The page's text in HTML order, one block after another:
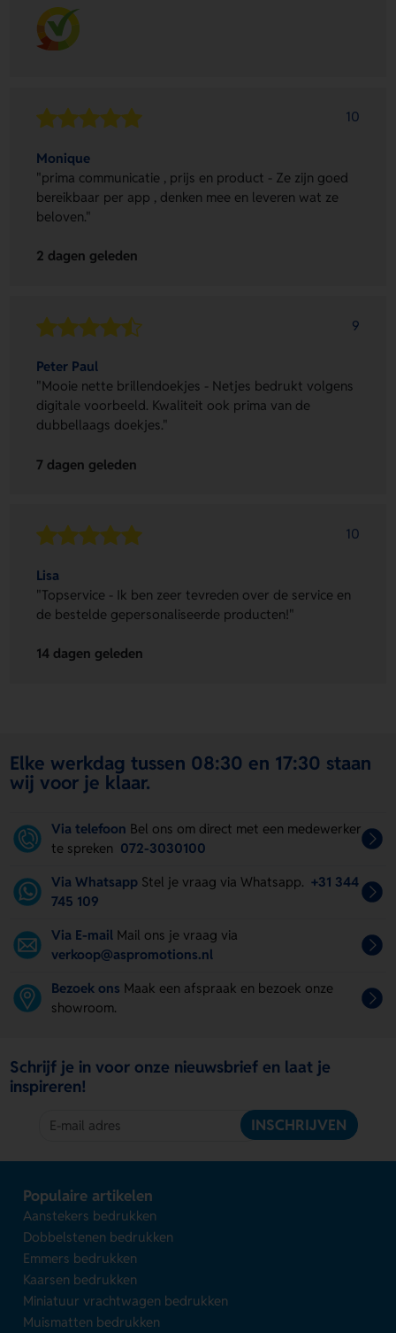
10
Monique
"prima communicatie , prijs en product - Ze zijn goed
bereikbaar per app , denken mee en leveren wat ze
beloven."
2 dagen geleden
9
Peter Paul
"Mooie nette brillendoekjes - Netjes bedrukt volgens
digitale voorbeeld. Kwaliteit ook prima van de
dubbellaags doekjes."
7 dagen geleden
10
Lisa
"Topservice - Ik ben zeer tevreden over de service en
de bestelde gepersonaliseerde producten!"
14 dagen geleden
Elke werkdag tussen 08:30 en 17:30 staan
wij voor je klaar.
Via telefoon Bel ons om direct met een medewerker
te spreken 072-3030100
Via Whatsapp Stel je vraag via Whatsapp. +31 344
745 109
Via E-mail Mail ons je vraag via
verkoop@aspromotions.nl
Bezoek ons Maak een afspraak en bezoek onze
showroom.
Schrijf je in voor onze nieuwsbrief en laat je
inspireren!
INSCHRIJVEN
Populaire artikelen
Aanstekers bedrukken
Dobbelstenen bedrukken
Emmers bedrukken
Kaarsen bedrukken
Miniatuur vrachtwagen bedrukken
Muismatten bedrukken